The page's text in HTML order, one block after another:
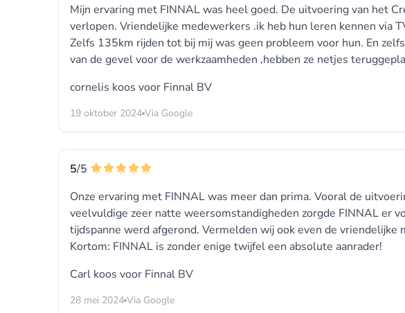
Mijn ervaring met FINNAL was heel goed. De uitvoering van het
verlopen. Vriendelijke medewerkers .ik heb hun leren kennen via
Zelfs 135km rijden tot bij mij was geen probleem voor hun. En
van de gevel voor de werkzaamheden ,hebben ze netjes
cornelis koos voor Finnal BV
19 oktober 2024 Via Google
5/5
Onze ervaring met FINNAL was meer dan prima. Vooral de
veelvuldige zeer natte weersomstandigheden zorgde FINNAL er
tijdspanne werd afgerond. Vermelden wij ook even de
Kortom: FINNAL is zonder enige twijfel een absolute aanrader!
Carl koos voor Finnal BV
28 mei 2024 Via Google